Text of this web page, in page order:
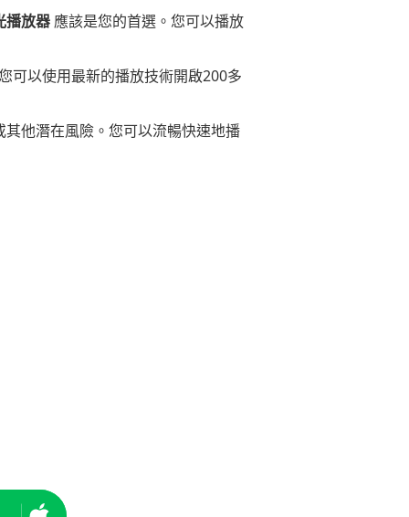
放器 應該是您的首選。您可以播放
可以使用最新的播放技術開啟200多
他潛在風險。您可以流暢快速地播